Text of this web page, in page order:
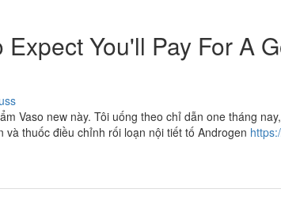
You'll Pay For A
Vaso new này. Tôi uống theo chỉ dẫn one tháng
thuốc điều chỉnh rối loạn nội tiết tố Androgen